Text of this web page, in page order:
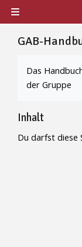
Zum Hauptinhalt
Website-
GAB-
Das
der Gruppe
Inhalt
Du darfst diese